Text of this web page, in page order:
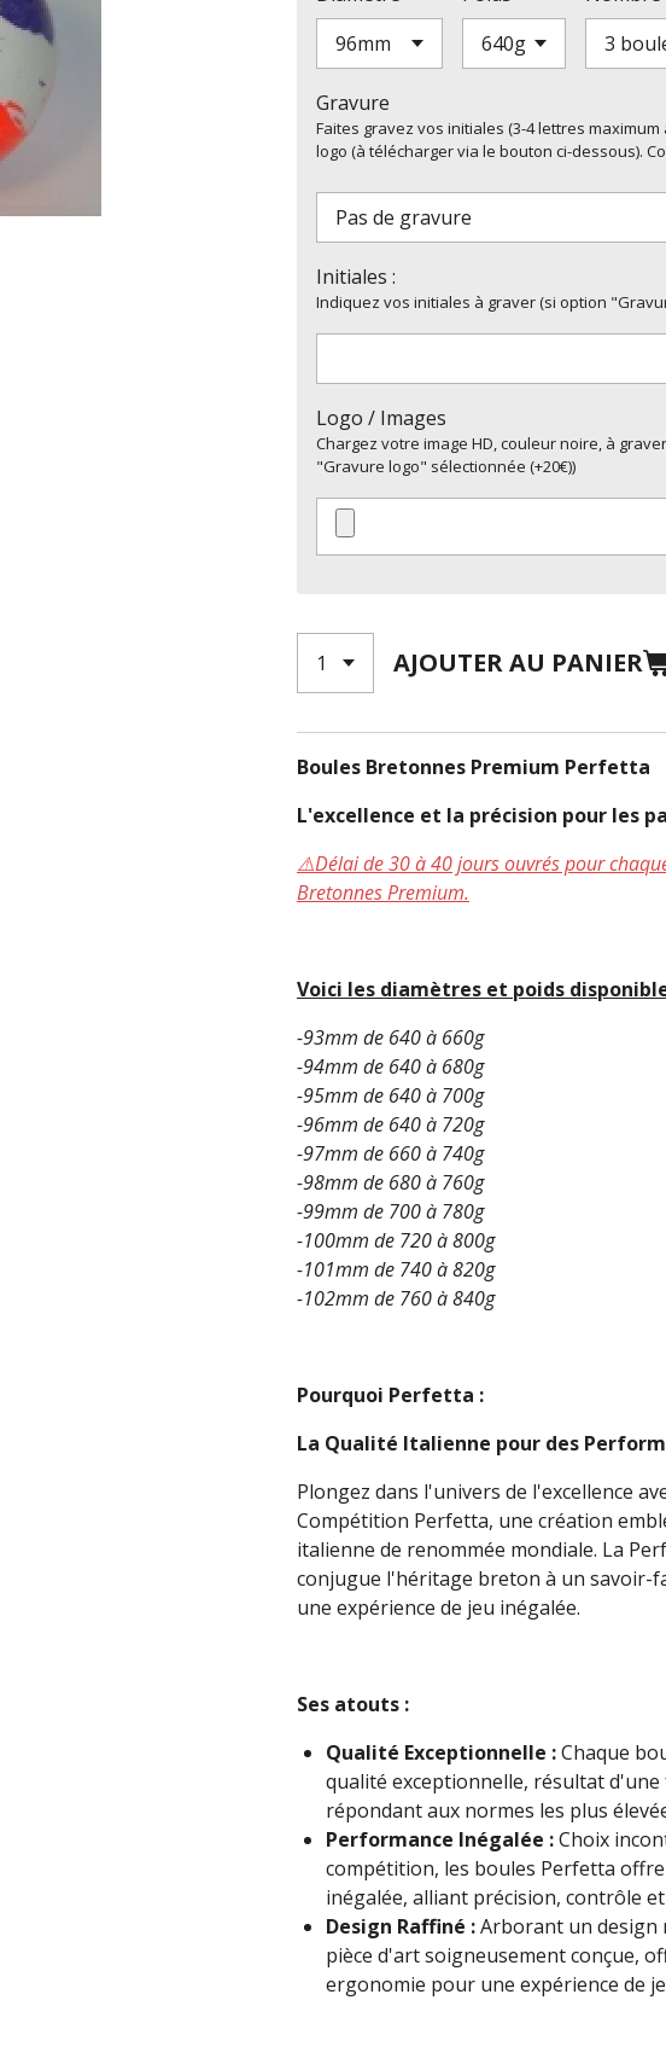
Gravure
Faites gravez vos initiales (3-4 lettres
logo (à télécharger via le bouton ci-dessous).
Initiales :
Indiquez vos initiales à graver (si option
Logo / Images
Chargez votre image HD, couleur noire, à
"Gravure logo" sélectionnée (+20€))
AJOUTER AU PANIER
Boules Bretonnes Premium Perfetta
L'excellence et la précision pour les
⚠️Délai de 30 à 40 jours ouvrés pour
Bretonnes Premium.
Voici les diamètres et poids
-93mm de 640 à 660g
-94mm de 640 à 680g
-95mm de 640 à 700g
-96mm de 640 à 720g
-97mm de 660 à 740g
-98mm de 680 à 760g
-99mm de 700 à 780g
-100mm de 720 à 800g
-101mm de 740 à 820g
-102mm de 760 à 840g
Pourquoi Perfetta :
La Qualité Italienne pour des
Plongez dans l'univers de l'excellence
Compétition Perfetta, une création
italienne de renommée mondiale. La
conjugue l'héritage breton à un savoir-
une expérience de jeu inégalée.
Ses atouts :
Qualité Exceptionnelle :Chaque
qualité exceptionnelle, résultat
répondant aux normes les plus
Performance Inégalée :Choix
compétition, les boules Perfetta
inégalée, alliant précision, contrôle
Design Raffiné :Arborant un design
pièce d'art soigneusement conçue,
ergonomie pour une expérience de